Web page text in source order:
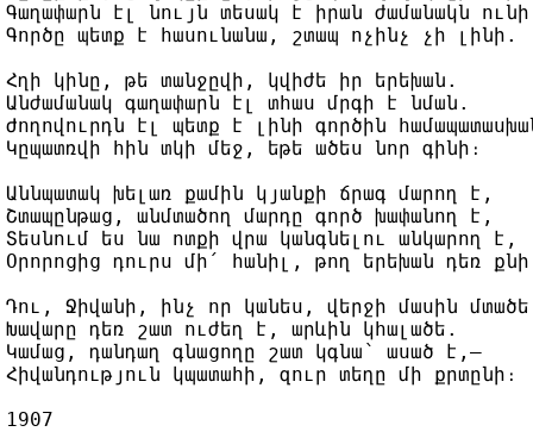
Գաղափարն էլ նույն տեսակ է իրան ժամանակն
Գործը պետք է հասունանա, շտապ ոչինչ չի լինի.
Հղի կինը, թե տանջըվի, կվիժե իր երեխան.
Անժամանակ գաղափարն էլ տհաս մրգի է նման.
Ժողովուրդն էլ պետք է լինի գործին
Կըպատռվի հին տկի մեջ, եթե ածես նոր գինի։
Աննպատակ խելառ քամին կյանքի ճրագ մարող է,
Շտապընթաց, անմտածող մարդը գործ խափանող է,
Տեսնում ես նա ոտքի վրա կանգնելու անկարող է,
Օրորոցից դուրս մի՛ հանիլ, թող երեխան դեռ
Դու, Ջիվանի, ինչ որ կանես, վերջի մասին
Խավարը դեռ շատ ուժեղ է, արևին կհալածե.
Կամաց, դանդաղ գնացողը շատ կգնա՝ ասած է,—
Հիվանդություն կպատահի, զուր տեղը մի քրտընի։
1907